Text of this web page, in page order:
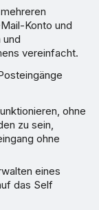
Konto und
und
vereinfacht.
ohne
zu sein,
ohne
eines
das Self